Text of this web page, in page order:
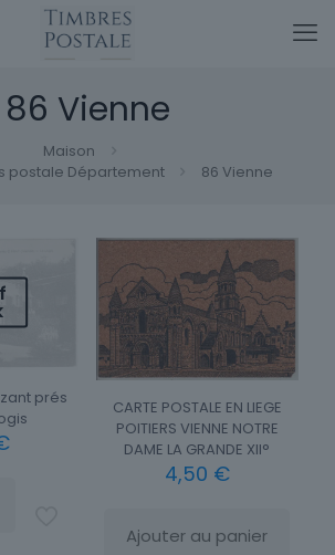
86 Vienne
Maison
postale Département
86 Vienne
prés
CARTE POSTALE EN LIEGE
POITIERS VIENNE NOTRE
DAME LA GRANDE XII°
4,50 €
Ajouter au panier